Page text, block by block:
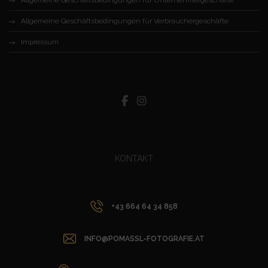
Allgemeine Geschäftsbedingungen für Verbrauchergeschäfte
Impressum
KONTAKT
+43 664 64 34 858
INFO@POMASSL-FOTOGRAFIE.AT